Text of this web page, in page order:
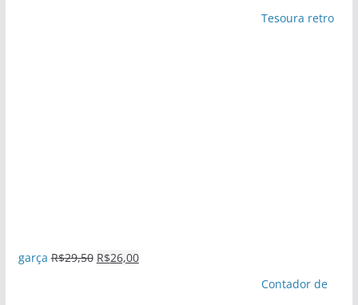
Tesoura retro
garça R$29,50 R$26,00
Contador de